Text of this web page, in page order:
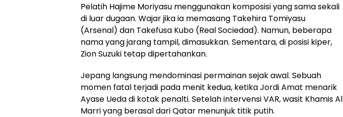
Pelatih Hajime Moriyasu menggunakan komposisi yang sama sekali
di luar dugaan. Wajar jika ia memasang Takehira Tomiyasu
(Arsenal) dan Takefusa Kubo (Real Sociedad). Namun, beberapa
nama yang jarang tampil, dimasukkan. Sementara, di posisi kiper,
Zion Suzuki tetap dipertahankan.
Jepang langsung mendominasi permainan sejak awal. Sebuah
momen fatal terjadi pada menit kedua, ketika Jordi Amat menarik
Ayase Ueda di kotak penalti. Setelah intervensi VAR, wasit Khamis Al
Marri yang berasal dari Qatar menunjuk titik putih.